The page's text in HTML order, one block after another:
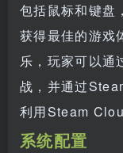
包括鼠标和键盘
获得最佳的游戏
乐，玩家可以通
战，并通过
利用Steam
系统配置